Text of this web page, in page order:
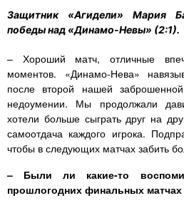
Защитник «Агидели» Мария
победы над «Динамо-Невы» (2:1).
– Хороший матч, отличные
моментов. «Динамо-Нева»
после второй нашей
недоумении. Мы продолжали
хотели больше сыграть друг на
самоотдача каждого игрока.
чтобы в следующих матчах забить
– Были ли какие-то
прошлогодних финальных матчах